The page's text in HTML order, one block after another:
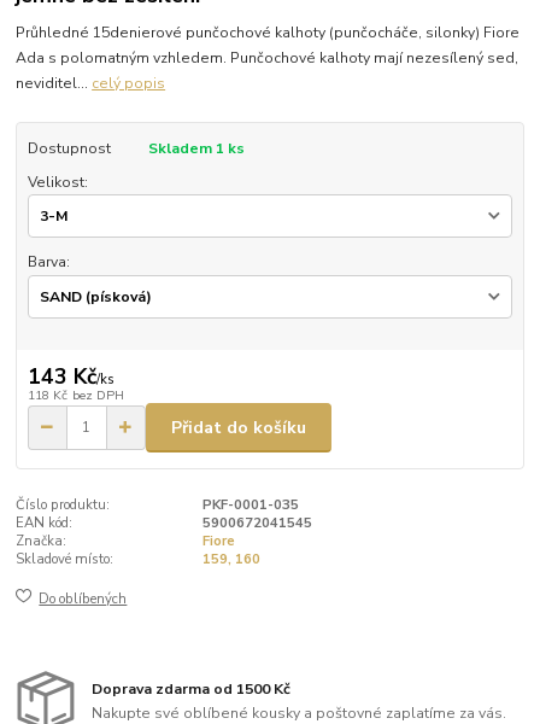
Průhledné 15denierové punčochové kalhoty (punčocháče, silonky) Fiore
Ada s polomatným vzhledem. Punčochové kalhoty mají nezesílený sed,
neviditel... celý popis
Dostupnost
Skladem 1 ks
Velikost:
Barva:
143 Kč/ks
118 Kč bez DPH
Přidat do košíku
Číslo produktu:
PKF-0001-035
EAN kód:
5900672041545
Značka:
Fiore
Skladové místo:
159, 160
Do oblíbených
Doprava zdarma od 1500 Kč
Nakupte své oblíbené kousky a poštovné zaplatíme za vás.